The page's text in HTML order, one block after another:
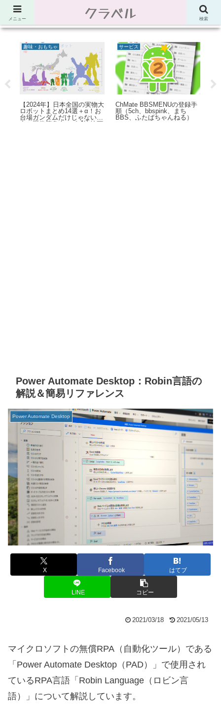
節約、こだわり、使い道。「決め手」がわかる比較サイト。でしたが最近は雑
多なブログ
趣味・おもちゃ
【2024年】日本全国の実物大
ロボットまとめ14選＋α！お
台場ガンダムだけじゃない迫
サービス
ChMate BBSMENUの登録手
順（5ch、bbspink、まち
BBS、ふたばちゃんねる）
Power Automate Desktop：Robin言語の
解説＆簡易リファレンス
Power Automate Desktop
X Facebook はてブ
LINE コピー
2021/03/18 2021/05/13
マイクロソフトの無償RPA（自動化ツール）である
「Power Automate Desktop（PAD）」で使用され
ているRPA言語「Robin Language（ロビン言
語）」について解説しています。
メニュー クラベル 検索